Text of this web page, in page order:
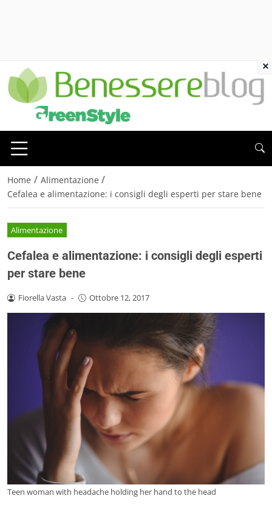
Home / Alimentazione /
Cefalea e alimentazione: i consigli degli esperti per stare bene
Alimentazione
Cefalea e alimentazione: i consigli degli esperti
per stare bene
Fiorella Vasta - Ottobre 12, 2017
Teen woman with headache holding her hand to the head
×